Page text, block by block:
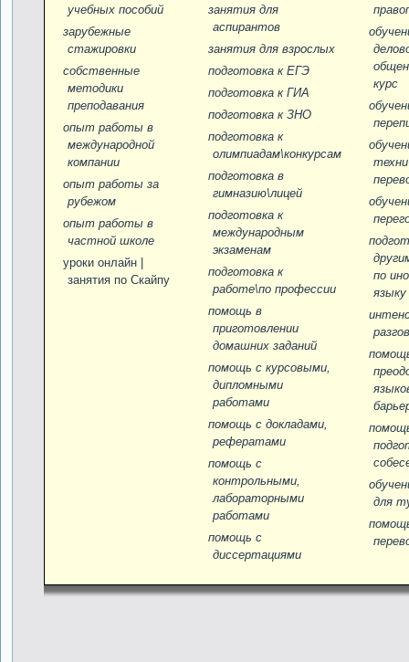
учебных пособий
зарубежные
стажировки
собственные
методики
преподавания
опыт работы в
международной
компании
опыт работы за
рубежом
опыт работы в
частной школе
уроки онлайн |
занятия по Скайпу
занятия для
аспирантов
занятия для взрослых
подготовка к ЕГЭ
подготовка к ГИА
подготовка к ЗНО
подготовка к
олимпиадам\конкурсам
подготовка в
гимназию\лицей
подготовка к
международным
экзаменам
подготовка к
работе\по профессии
помощь в
приготовлении
домашних заданий
помощь с курсовыми,
дипломными
работами
помощь c докладами,
рефератами
помощь с
контрольными,
лабораторными
работами
помощь с
диссертациями
курс
по
языку
для